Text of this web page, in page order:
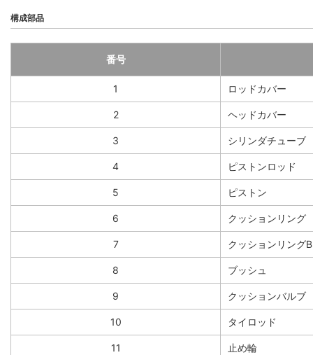
構成部品
番号
1 ロッドカバー
2 ヘッドカバー
3 シリンダチューブ
4 ピストンロッド
5 ピストン
6 クッションリング
7 クッションリングB
8 ブッシュ
9 クッションバルブ
10 タイロッド
11 止め輪